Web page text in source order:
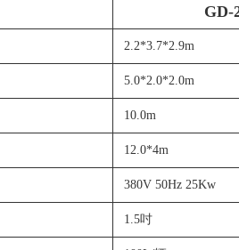
GD-
2.2*3.7*2.9m
5.0*2.0*2.0m
10.0m
12.0*4m
380V 50Hz 25Kw
1.5吋